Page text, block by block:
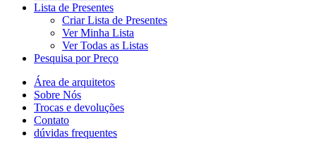
Lista de Presentes
Criar Lista de Presentes
Ver Minha Lista
Ver Todas as Listas
Pesquisa por Preço
Área de arquitetos
Sobre Nós
Trocas e devoluções
Contato
dúvidas frequentes